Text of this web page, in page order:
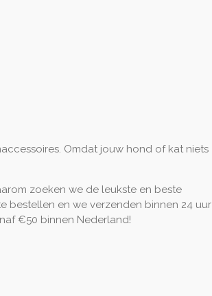
Omdat jouw hond of kat niets
zoeken we de leukste en beste
bestellen en we verzenden binnen 24 uur
€50 binnen Nederland!